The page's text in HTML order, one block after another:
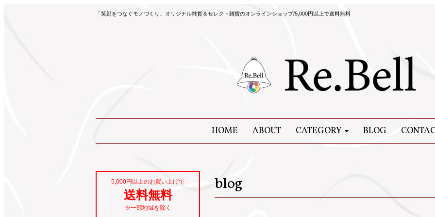
「笑顔をつなぐモノづくり」オリジナル雑貨＆セレクト雑貨のオンラインショップ/5,000円以上で送料無料
HOME ABOUT CATEGORY BLOG
blog
5,000円以上のお買い上げで
送料無料
※一部地域を除く